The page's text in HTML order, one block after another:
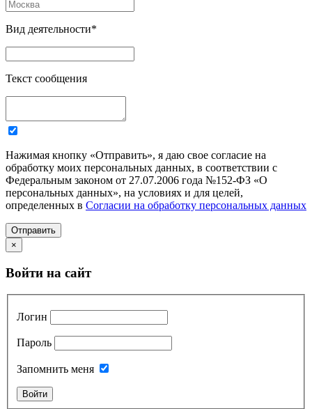
Вид деятельности*
Текст сообщения
Нажимая кнопку «Отправить», я даю свое согласие на
обработку моих персональных данных, в соответствии с
Федеральным законом от 27.07.2006 года №152-ФЗ «О
персональных данных», на условиях и для целей,
определенных в Согласии на обработку персональных данных
Отправить
×
Войти на сайт
Логин
Пароль
Запомнить меня
Войти